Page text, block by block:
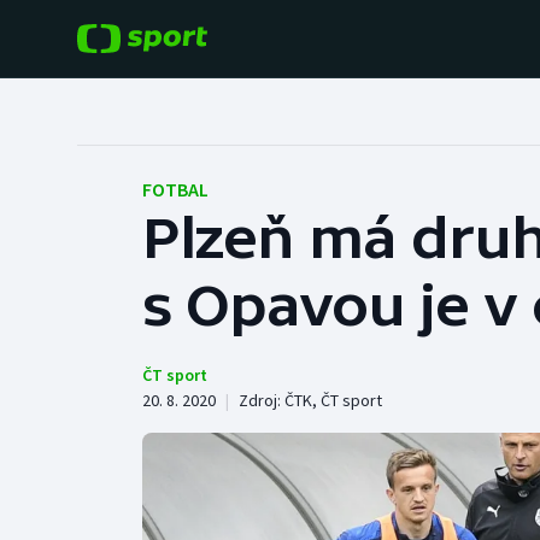
Hokej
Tenis
Cyklistika
Baseball a softbal
Basketbal
Boby a skeleton
Box
FOTBAL
Plzeň má
s Opavou je
ČT sport
20. 8. 2020 | Zdroj: ČTK, ČT sport